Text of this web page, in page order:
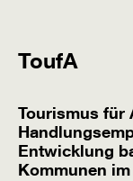
ToufA
Tourismus für
Entwicklung
Kommunen